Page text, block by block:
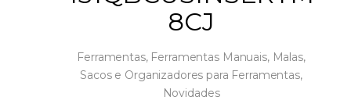
8CJ
Ferramentas, Ferramentas Manuais, Malas,
Sacos e Organizadores para Ferramentas,
Novidades